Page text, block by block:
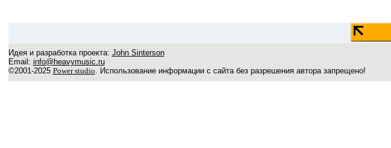
Идея и разработка проекта: John Sinterson
Email: info@heavymusic.ru
©2001-2025 Power studio. Использование информации с сайта без разрешения автора запрещено!